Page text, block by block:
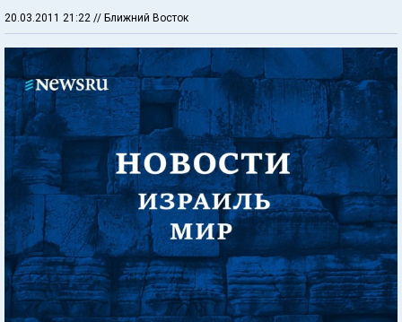
20.03.2011 21:22 // Ближний Восток